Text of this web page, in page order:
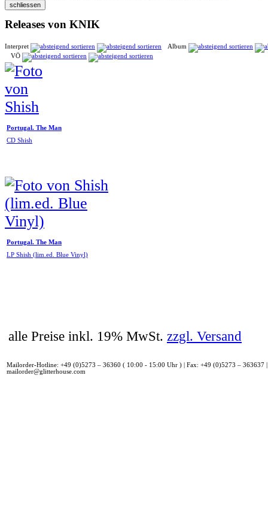
Releases von KNIK
Interpret
Album
VÖ
Portugal. The Man
CD Shish
Portugal. The Man
LP Shish (lim.ed. Blue Vinyl)
alle Preise inkl. 19% MwSt. zzgl. Versand
Mailorder-Hotline: +49 (0)5273 – 36360 ( 10:00 - 15:00 Uhr ) | Fax: +49 (0)5273 – 363637
mailorder@glitterhouse.com